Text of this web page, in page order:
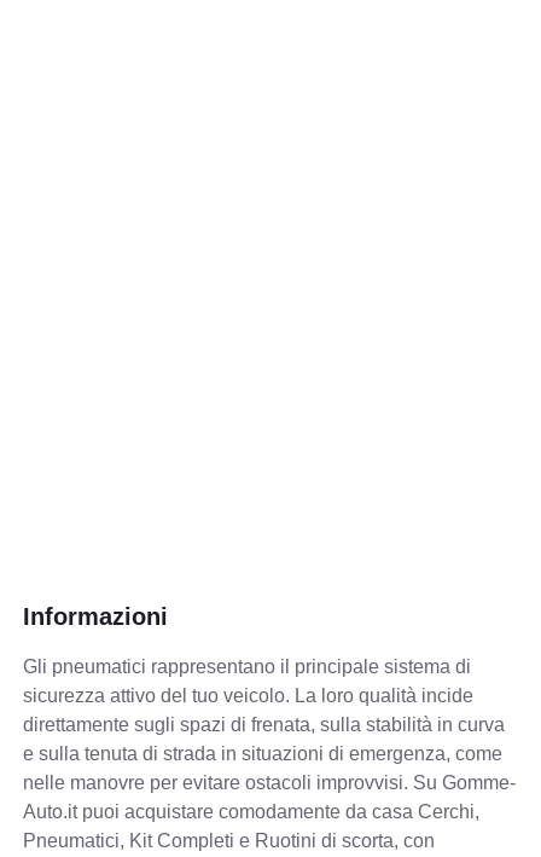
Informazioni
Gli pneumatici rappresentano il principale sistema di
sicurezza attivo del tuo veicolo. La loro qualità incide
direttamente sugli spazi di frenata, sulla stabilità in curva
e sulla tenuta di strada in situazioni di emergenza, come
nelle manovre per evitare ostacoli improvvisi. Su Gomme-
Auto.it puoi acquistare comodamente da casa Cerchi,
Pneumatici, Kit Completi e Ruotini di scorta, con